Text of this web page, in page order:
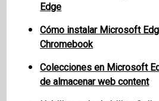
Edge
Cómo instalar Microsoft
Chromebook
Colecciones en Microsoft
de almacenar web content